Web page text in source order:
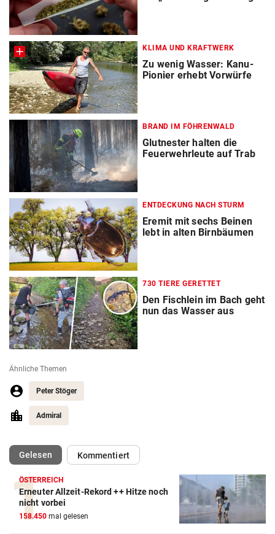
KLIMA UND KRAFTWERK
Zu wenig Wasser: Kanu-
Pionier erhebt Vorwürfe
BRAND IM FÖHRENWALD
Glutnester halten die
Feuerwehrleute auf Trab
ENTDECKUNG NACH STURM
Eremit mit sechs Beinen
lebt in alten Birnbäumen
730 TIERE GERETTET
Den Fischlein im Bach geht
nun das Wasser aus
Ähnliche Themen
Peter Stöger
Admiral
Gelesen(ausgewählt)Kommentiert
ÖSTERREICH
Erneuter Allzeit-Rekord ++ Hitze noch
nicht vorbei
158.450 mal gelesen